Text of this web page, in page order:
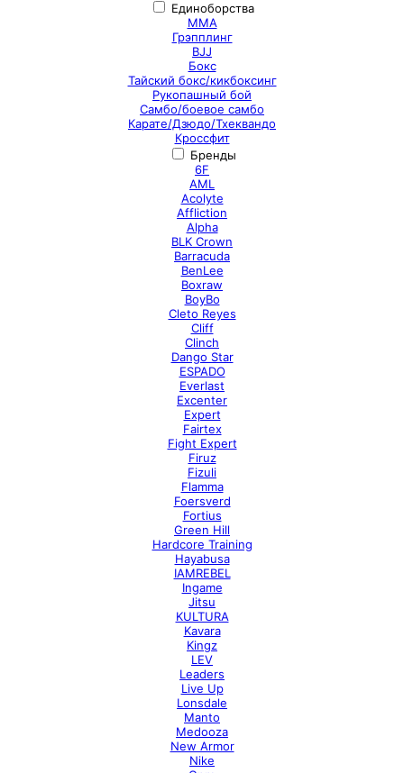
Единоборства
ММА
Грэпплинг
BJJ
Бокс
Тайский бокс/кикбоксинг
Рукопашный бой
Самбо/боевое самбо
Карате/Дзюдо/Тхеквандо
Кроссфит
Бренды
6F
AML
Acolyte
Affliction
Alpha
BLK Crown
Barracuda
BenLee
Boxraw
BoyBo
Cleto Reyes
Cliff
Clinch
Dango Star
ESPADO
Everlast
Excenter
Expert
Fairtex
Fight Expert
Firuz
Fizuli
Flamma
Foersverd
Fortius
Green Hill
Hardcore Training
Hayabusa
IAMREBEL
Ingame
Jitsu
KULTURA
Kavara
Kingz
LEV
Leaders
Live Up
Lonsdale
Manto
Medooza
New Armor
Nike